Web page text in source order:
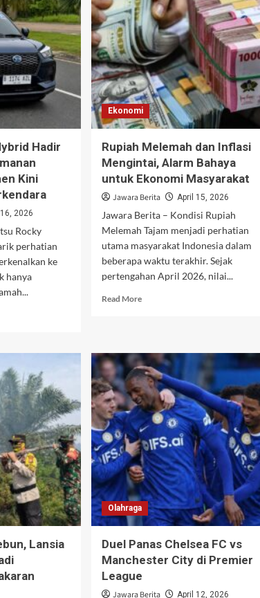
Terungkap
Cepat,
Polisi
Amankan
Pelaku
dalam
Hitungan
Jam
Hadir
Kini
2026
Rocky
perhatian
ke
hanya
Ekonomi
Rupiah Melemah dan Inflasi
Mengintai, Alarm Bahaya
untuk Ekonomi Masyarakat
Jawara Berita April 15, 2026
Jawara Berita – Kondisi Rupiah
Melemah Tajam menjadi perhatian
utama masyarakat Indonesia dalam
beberapa waktu terakhir. Sejak
pertengahan April 2026, nilai...
Read MoreRead
dan
Inflasi
Mengintai,
Alarm
Bahaya
untuk
Ekonomi
Masyarakat
Lansia
Olahraga
Duel Panas Chelsea FC vs
Manchester City di Premier
League
Jawara Berita April 12, 2026